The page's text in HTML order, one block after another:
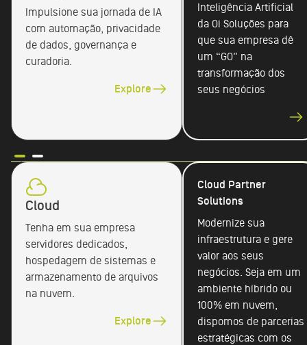
Impulsione sua jornada de IA
com automação, privacidade
de dados, governança e
curadoria.
Explore
Inteligência Artificial
da Oi Soluções para
que sua empresa dê
um “GO” na
transformação dos
seus negócios
Cloud
Tenha em sua empresa
servidores dedicados,
hospedagem de sistemas e
armazenamento de arquivos
na nuvem.
Explore
Cloud Partner
Solutions
Modernize sua
infraestrutura e gere
valor aos seus
negócios. Seja em um
ambiente híbrido ou
100% em nuvem,
dispomos de parcerias
estratégicas com os